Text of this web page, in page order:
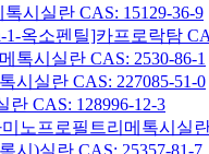
시실란 CAS: 15129-36-9
옥소펜틸]카프로락탐
톡시실란 CAS: 2530-86-1
시실란 CAS: 227085-51-0
CAS: 128996-12-3
노프로필트리메톡시실
시)실란 CAS: 25357-81-7